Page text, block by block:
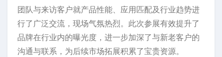
团队与来访客户就产品性能、应用匹配及行业趋势进
行了广泛交流，现场气氛热烈。此次参展有效提升了
品牌在行业内的曝光度，进一步加深了与新老客户的
沟通与联系，为后续市场拓展积累了宝贵资源。